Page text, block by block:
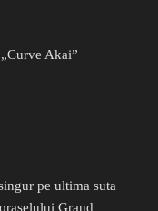
Akai”
pe ultima suta
Grand